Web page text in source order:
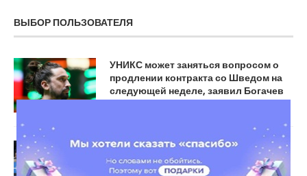
ВЫБОР ПОЛЬЗОВАТЕЛЯ
УНИКС может заняться вопросом о
продлении контракта со Шведом на
следующей неделе, заявил Богачев
Соболев забил и отдал. «Зенит»
показал солидный футбол, обыграл
«Динамо» и продолжает погоню за